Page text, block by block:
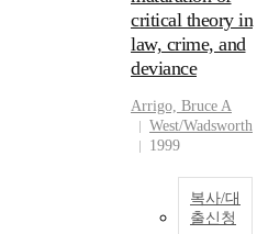
critical theory in
law, crime, and
deviance
Arrigo, Bruce A
West/Wadsworth
1999
복사/대
출신청